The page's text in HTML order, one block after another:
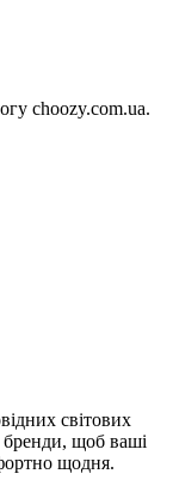
choozy.com.ua.
світових
щоб ваші
щодня.